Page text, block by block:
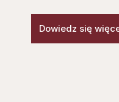
Dowiedz się